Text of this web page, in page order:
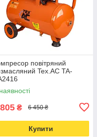
повітряний
Tex.AC TA-
₴ 6 450 ₴
Купити